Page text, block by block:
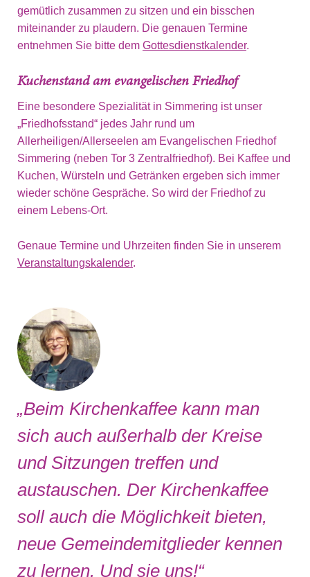
gemütlich zusammen zu sitzen und ein bisschen
miteinander zu plaudern. Die genauen Termine
entnehmen Sie bitte dem Gottesdienstkalender.
Kuchenstand am evangelischen Friedhof
Eine besondere Spezialität in Simmering ist unser
„Friedhofsstand“ jedes Jahr rund um
Allerheiligen/Allerseelen am Evangelischen Friedhof
Simmering (neben Tor 3 Zentralfriedhof). Bei Kaffee und
Kuchen, Würsteln und Getränken ergeben sich immer
wieder schöne Gespräche. So wird der Friedhof zu
einem Lebens-Ort.
Genaue Termine und Uhrzeiten finden Sie in unserem
Veranstaltungskalender.
„Beim Kirchenkaffee kann man
sich auch außerhalb der Kreise
und Sitzungen treffen und
austauschen. Der Kirchenkaffee
soll auch die Möglichkeit bieten,
neue Gemeindemitglieder kennen
zu lernen. Und sie uns!“